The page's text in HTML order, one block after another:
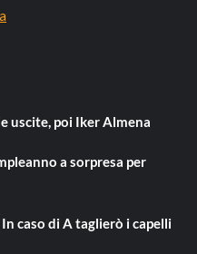
uscite, poi Iker Almena
a sorpresa per
In caso di A taglierò i capelli